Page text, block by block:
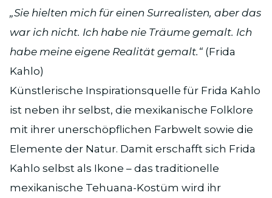
„Sie hielten mich für einen Surrealisten, aber das
war ich nicht. Ich habe nie Träume gemalt. Ich
habe meine eigene Realität gemalt.“ (Frida
Kahlo)
Künstlerische Inspirationsquelle für Frida Kahlo
ist neben ihr selbst, die mexikanische Folklore
mit ihrer unerschöpflichen Farbwelt sowie die
Elemente der Natur. Damit erschafft sich Frida
Kahlo selbst als Ikone – das traditionelle
mexikanische Tehuana-Kostüm wird ihr